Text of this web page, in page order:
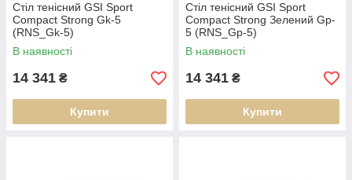
Стіл тенісний GSI Sport
Compact Strong Gk-5
(RNS_Gk-5)
В наявності
14 341 ₴
Купити
Стіл тенісний GSI Sport
Compact Strong Зелений Gp-
5 (RNS_Gp-5)
В наявності
14 341 ₴
Купити